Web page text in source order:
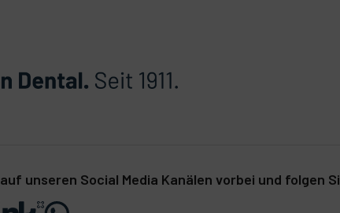
unseren Social Media Kanälen vorbei und folgen